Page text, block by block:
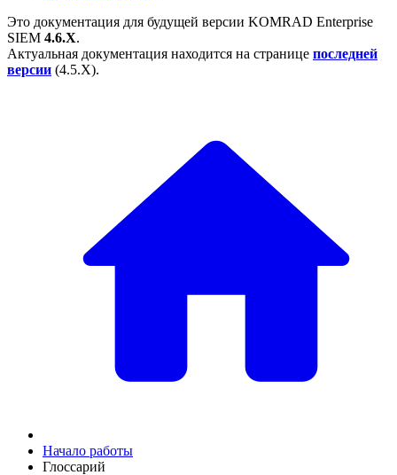
Это документация для будущей версии KOMRAD Enterprise
SIEM 4.6.X.
Актуальная документация находится на странице последней
версии (4.5.X).
Начало работы
Глоссарий